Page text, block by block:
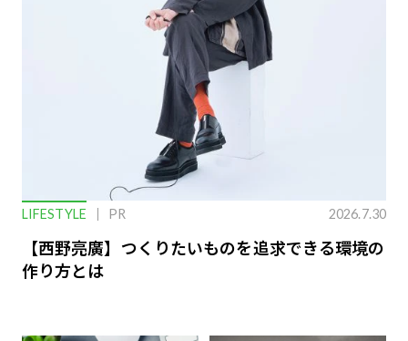
LIFESTYLE PR 2026.7.30
【西野亮廣】つくりたいものを追求できる環境の
作り方とは